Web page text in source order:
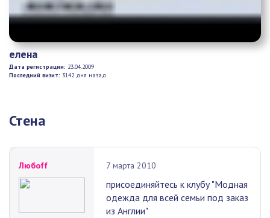
елена
Дата регистрации: 23.04.2009
Последний визит: 3142 дня назад
Стена
Любоff 7 марта 2010
присоединяйтесь к клубу "Модная
одежда для всей семьи под заказ
из Англии"